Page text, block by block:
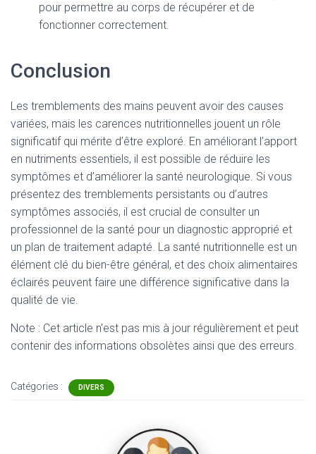
pour permettre au corps de récupérer et de
fonctionner correctement.
Conclusion
Les tremblements des mains peuvent avoir des causes
variées, mais les carences nutritionnelles jouent un rôle
significatif qui mérite d’être exploré. En améliorant l’apport
en nutriments essentiels, il est possible de réduire les
symptômes et d’améliorer la santé neurologique. Si vous
présentez des tremblements persistants ou d’autres
symptômes associés, il est crucial de consulter un
professionnel de la santé pour un diagnostic approprié et
un plan de traitement adapté. La santé nutritionnelle est un
élément clé du bien-être général, et des choix alimentaires
éclairés peuvent faire une différence significative dans la
qualité de vie.
Note : Cet article n'est pas mis à jour régulièrement et peut
contenir des informations obsolètes ainsi que des erreurs.
Catégories : DIVERS